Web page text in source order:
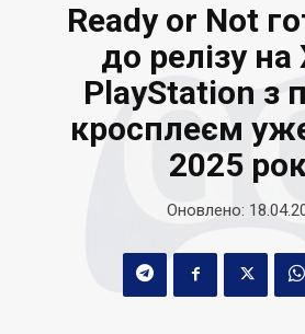
Ready or Not
до релізу на
PlayStation з
кросплеєм
2025
Оновлено: